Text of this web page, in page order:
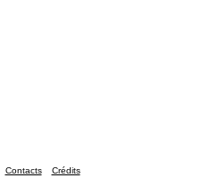
Contacts Crédits